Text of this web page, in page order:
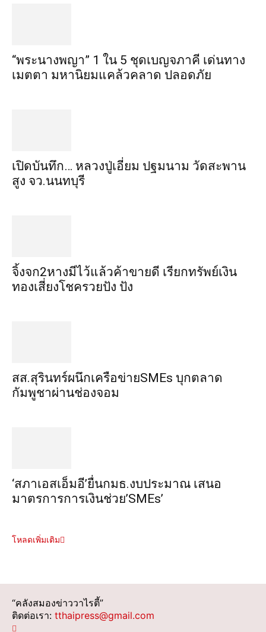
“พระ​นาง​พญา” 1 ใน 5​ ชุดเบญจ​ภาคี​ เด่นทาง
เมตตา​ มหา​นิยม​แคล้วคลาด​ ปลอดภัย​
เปิดบันทึก… หลวงปู่เอี่ยม ​ปฐม​นาม​ วัดสะพาน
สูง​ จว.นนทบุรี
จิ้งจก​2​หาง​มีไว้แล้ว​ค้าขาย​ดี​ เรียก​ทรัพย์เงิน
ทอง​เสี่ยงโชค​รวยปัง​ ปัง​
สส.สุรินทร์ผนึกเครือข่ายSMEs บุกตลาด
กัมพูชาผ่านช่องจอม
‘สภาเอสเอ็มอี’ยื่นกมธ.งบประมาณ เสนอ
มาตรการการเงินช่วย’SMEs’
โหลดเพิ่มเติม
“คลังสมองข่าววาไรตี้”
ติดต่อเรา: tthaipress@gmail.com